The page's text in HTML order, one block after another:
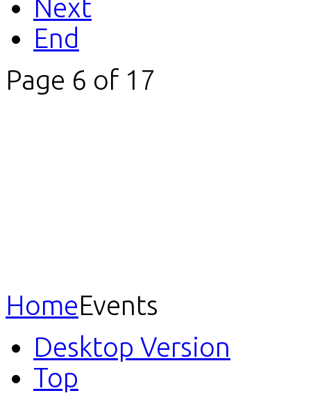
Next
End
Page 6 of 17
HomeEvents
Desktop Version
Top